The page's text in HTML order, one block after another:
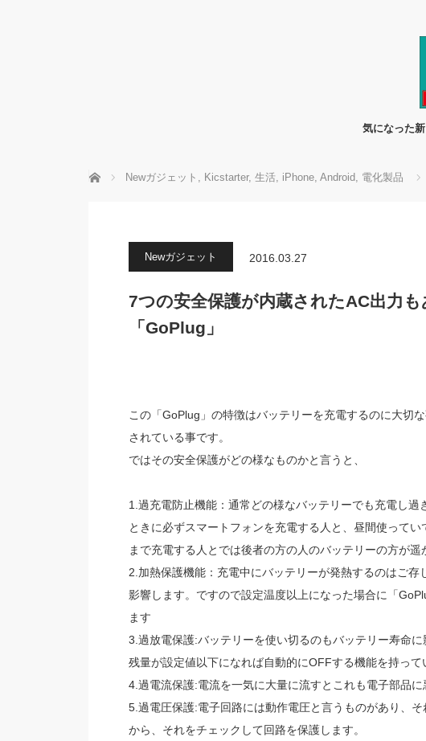
気になった
ホーム Newガジェット , Kicstarter, 生活, iPhone, Android, 電化製品
Newガジェット 2016.03.27
7つの安全保護が内蔵されたAC出力
「GoPlug」
この「GoPlug」の特徴はバッテリーを充電するのに大切
されている事です。
ではその安全保護がどの様なものかと言うと、
1.過充電防止機能：通常どの様なバッテリーでも充電し
ときに必ずスマートフォンを充電する人と、昼間使って
まで充電する人とでは後者の方の人のバッテリーの方が遥
2.加熱保護機能：充電中にバッテリーが発熱するのはご
影響します。ですので設定温度以上になった場合に「
ます
3.過放電保護:バッテリーを使い切るのもバッテリー寿命
残量が設定値以下になれば自動的にOFFする機能を持って
4.過電流保護:電流を一気に大量に流すとこれも電子部品
5.過電圧保護:電子回路には動作電圧と言うものがあり、
から、それをチェックして回路を保護します。